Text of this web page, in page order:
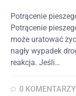
Potrącenie
Potrącenie
może uratować
nagły wypadek
reakcja. Jeśli…
0 KOMENTARZY